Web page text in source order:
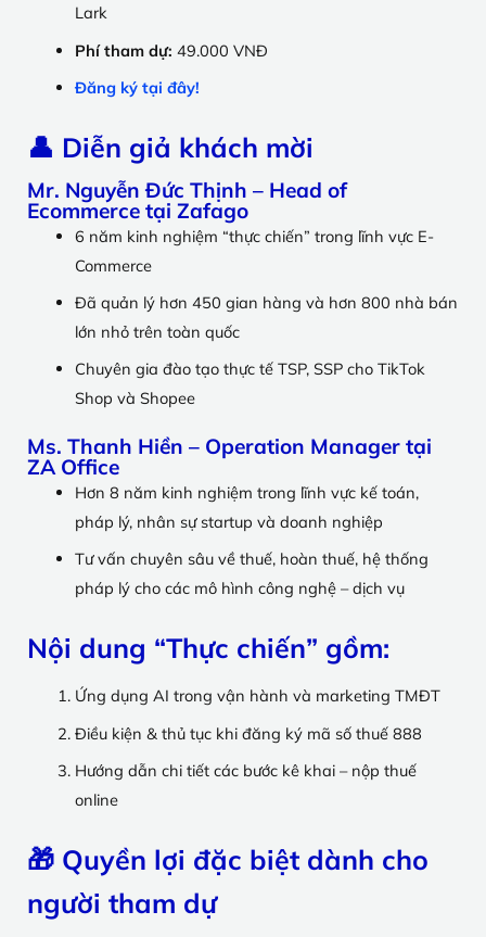
Lark
Phí tham dự: 49.000 VNĐ
Đăng ký tại đây!
👤 Diễn giả khách mời
Mr. Nguyễn Đức Thịnh – Head of
Ecommerce tại Zafago
6 năm kinh nghiệm “thực chiến” trong lĩnh vực E-
Commerce
Đã quản lý hơn 450 gian hàng và hơn 800 nhà bán
lớn nhỏ trên toàn quốc
Chuyên gia đào tạo thực tế TSP, SSP cho TikTok
Shop và Shopee
Ms. Thanh Hiền – Operation Manager tại
ZA Office
Hơn 8 năm kinh nghiệm trong lĩnh vực kế toán,
pháp lý, nhân sự startup và doanh nghiệp
Tư vấn chuyên sâu về thuế, hoàn thuế, hệ thống
pháp lý cho các mô hình công nghệ – dịch vụ
Nội dung “Thực chiến” gồm:
Ứng dụng AI trong vận hành và marketing TMĐT
Điều kiện & thủ tục khi đăng ký mã số thuế 888
Hướng dẫn chi tiết các bước kê khai – nộp thuế
online
🎁 Quyền lợi đặc biệt dành cho
người tham dự